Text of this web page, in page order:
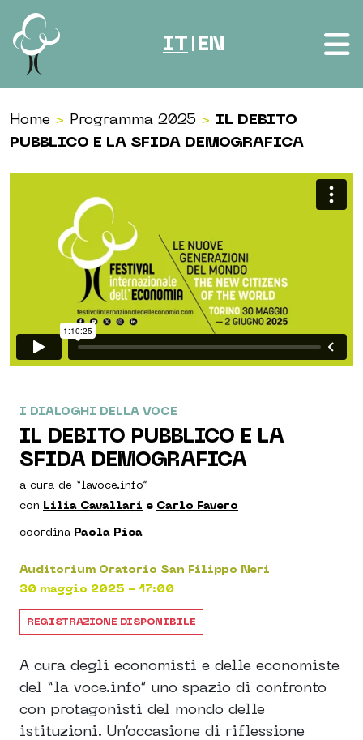
Vai al contenuto
IT EN
Home > Programma 2025 > IL DEBITO
PUBBLICO E LA SFIDA DEMOGRAFICA
I DIALOGHI DELLA VOCE
IL DEBITO PUBBLICO E LA
SFIDA DEMOGRAFICA
a cura de “lavoce.info”
con Lilia Cavallari e Carlo Favero
coordina Paola Pica
Auditorium Oratorio San Filippo Neri
30 maggio 2025 - 17:00
REGISTRAZIONE DISPONIBILE
A cura degli economisti e delle economiste
del “la voce.info” uno spazio di confronto
con protagonisti del mondo delle
istituzioni. Un’occasione di riflessione